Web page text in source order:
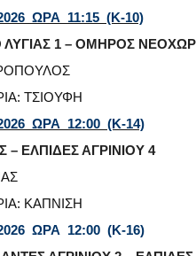
ΩΡΑ 11:15 (Κ-10)
ΛΥΓΙΑΣ 1 – ΟΜΗΡΟΣ
ΤΣΙΟΥΦΗ
ΩΡΑ 12:00 (Κ-14)
– ΕΛΠΙΔΕΣ ΑΓΡΙΝΙΟΥ 4
ΚΑΠΝΙΣΗ
ΩΡΑ 12:00 (Κ-16)